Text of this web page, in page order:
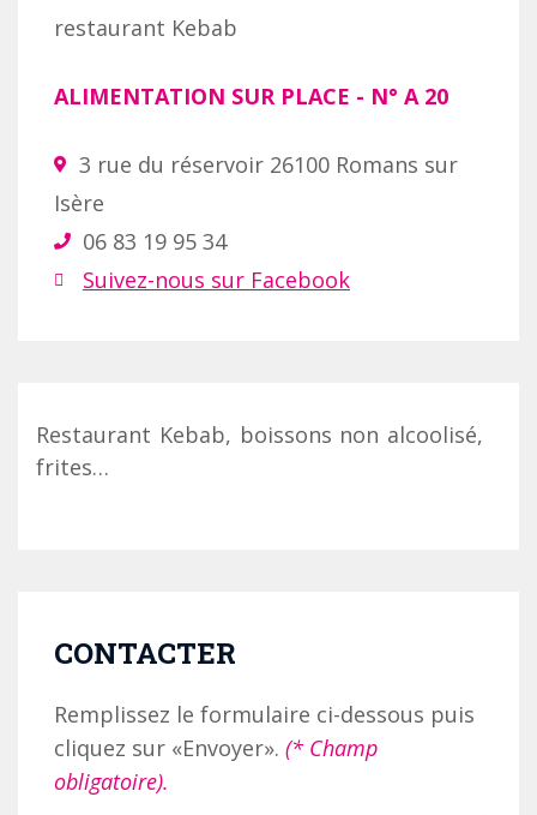
restaurant Kebab
ALIMENTATION SUR PLACE - N° A 20
3 rue du réservoir 26100 Romans sur
Isère
06 83 19 95 34
Suivez-nous sur Facebook
Restaurant Kebab, boissons non alcoolisé,
frites…
CONTACTER
Remplissez le formulaire ci-dessous puis
cliquez sur «Envoyer». (* Champ
obligatoire).